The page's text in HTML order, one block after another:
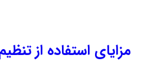
مزایای استفاده از